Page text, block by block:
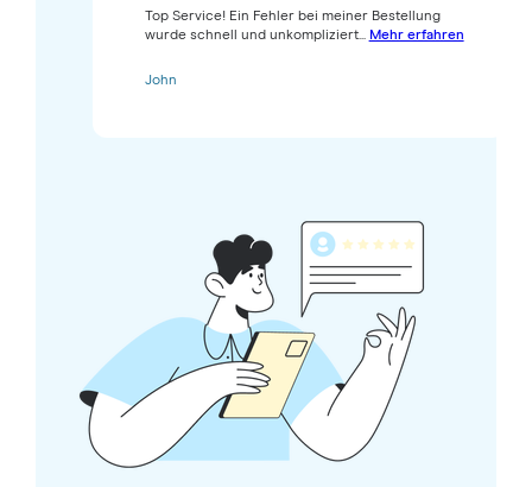
Top Service! Ein Fehler bei meiner Bestellung
wurde schnell und unkompliziert... Mehr erfahren
John